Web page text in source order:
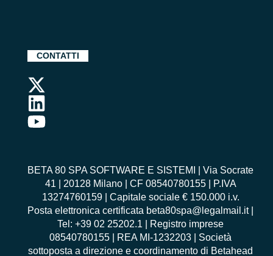
CONTATTI
BETA 80 SPA SOFTWARE E SISTEMI | Via Socrate
41 | 20128 Milano | CF 08540780155 | P.IVA
13274760159 | Capitale sociale € 150.000 i.v.
Posta elettronica certificata beta80spa@legalmail.it |
Tel: +39 02 25202.1 | Registro imprese
08540780155 | REA MI-1232203 | Società
sottoposta a direzione e coordinamento di Betahead